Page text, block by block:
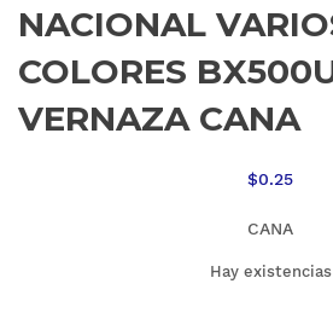
NACIONAL
COLORES
VERNAZA CANA
$0.25
CANA
Hay existencias